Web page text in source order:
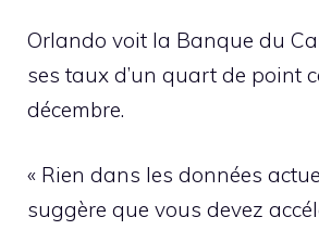
Orlando voit la Banque du
ses taux d’un quart de point
décembre.
« Rien dans les données
suggère que vous devez